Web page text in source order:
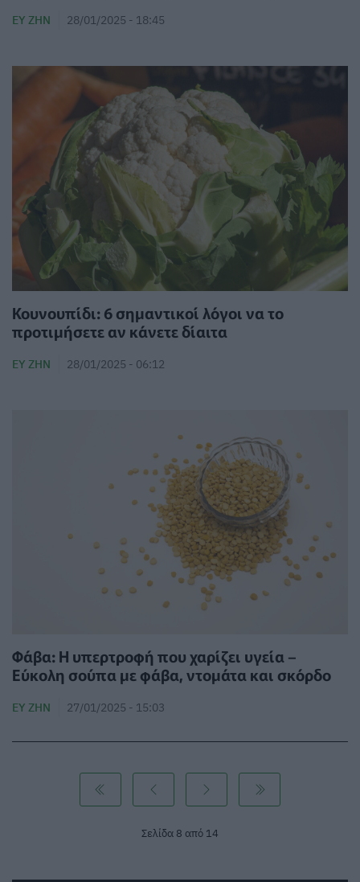
ΕΥ ΖΗΝ 28/01/2025 - 18:45
Κουνουπίδι: 6 σημαντικοί λόγοι να το
προτιμήσετε αν κάνετε δίαιτα
ΕΥ ΖΗΝ 28/01/2025 - 06:12
Φάβα: Η υπερτροφή που χαρίζει υγεία –
Εύκολη σούπα με φάβα, ντομάτα και σκόρδο
ΕΥ ΖΗΝ 27/01/2025 - 15:03
Σελίδα 8 από 14